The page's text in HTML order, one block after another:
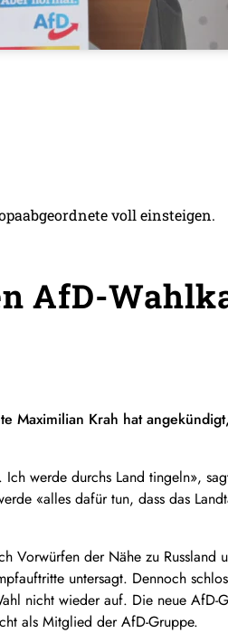
voll einsteigen.
AfD-
Maximilian Krah hat
werde durchs Land tingeln»,
«alles dafür tun, dass das
Vorwürfen der Nähe zu Russland
untersagt. Dennoch
nicht wieder auf. Die neue AfD-
als Mitglied der AfD-Gruppe.